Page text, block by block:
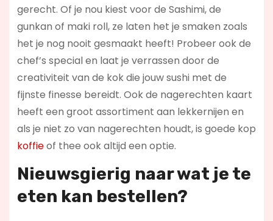
gerecht. Of je nou kiest voor de Sashimi, de
gunkan of maki roll, ze laten het je smaken zoals
het je nog nooit gesmaakt heeft! Probeer ook de
chef’s special en laat je verrassen door de
creativiteit van de kok die jouw sushi met de
fijnste finesse bereidt. Ook de nagerechten kaart
heeft een groot assortiment aan lekkernijen en
als je niet zo van nagerechten houdt, is goede kop
koffieof thee ook altijd een optie.
Nieuwsgierig naar wat je te
eten kan bestellen?